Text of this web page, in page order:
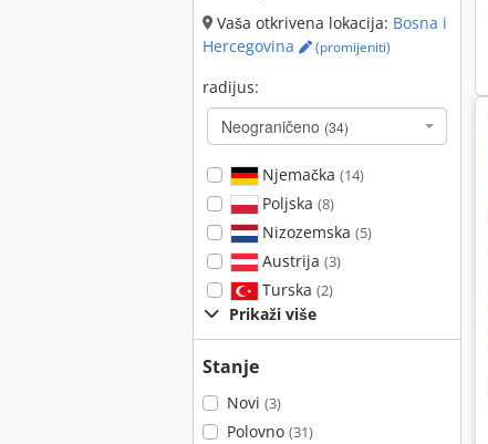
Vaša otkrivena lokacija: Bosna i
Hercegovina
(promijeniti)
radijus:
Neograničeno (34)
Njemačka (14)
Poljska (8)
Nizozemska (5)
Austrija (3)
Turska (2)
Prikaži više
Stanje
Novi (3)
Polovno (31)
Uništavač Gusjeničar Hyundai